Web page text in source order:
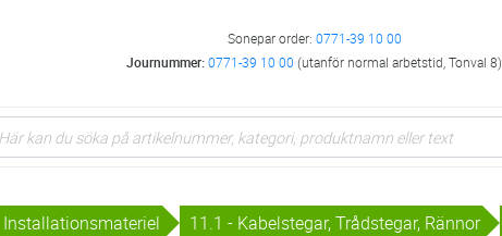
Sonepar order: 0771-39 10 00
Journummer:0771-39 10 00 (utanför normal arbetstid, Tonval 8)
Installationsmateriel 11.1 - Kabelstegar, Trådstegar, Rännor